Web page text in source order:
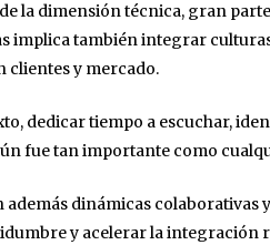
la dimensión técnica, gran
implica también integrar
clientes y mercado.
dedicar tiempo a escuchar,
fue tan importante como
además dinámicas colaborativas
y acelerar la integración